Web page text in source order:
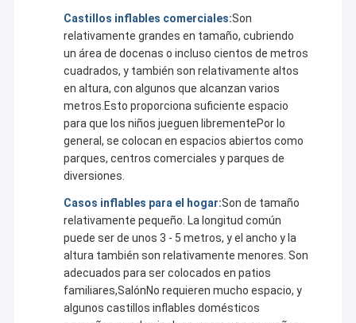
Castillos inflables comerciales:Son
relativamente grandes en tamaño, cubriendo
un área de docenas o incluso cientos de metros
cuadrados, y también son relativamente altos
en altura, con algunos que alcanzan varios
metros.Esto proporciona suficiente espacio
para que los niños jueguen librementePor lo
general, se colocan en espacios abiertos como
parques, centros comerciales y parques de
diversiones.
Casos inflables para el hogar:Son de tamaño
relativamente pequeño. La longitud común
puede ser de unos 3 - 5 metros, y el ancho y la
altura también son relativamente menores. Son
adecuados para ser colocados en patios
familiares,SalónNo requieren mucho espacio, y
algunos castillos inflables domésticos